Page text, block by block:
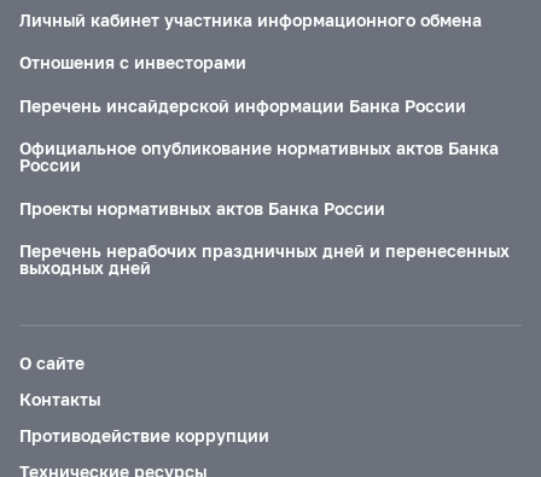
Личный кабинет участника информационного обмена
Отношения с инвесторами
Перечень инсайдерской информации Банка России
Официальное опубликование нормативных актов Банка
России
Проекты нормативных актов Банка России
Перечень нерабочих праздничных дней и перенесенных
выходных дней
О сайте
Контакты
Противодействие коррупции
Технические ресурсы